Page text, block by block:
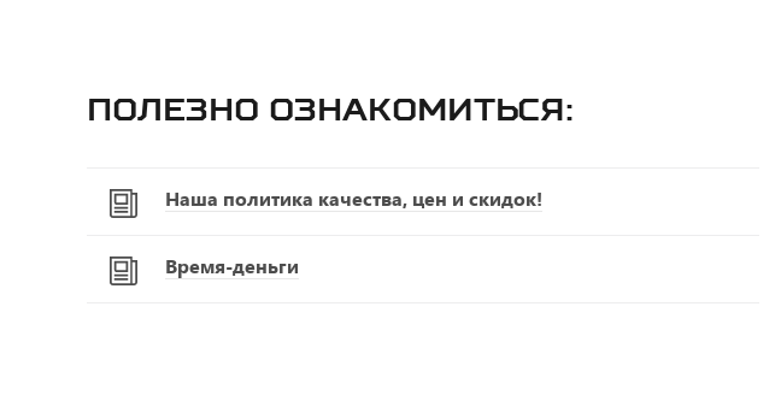
Полезно ознакомиться:
Наша политика качества, цен и скидок!
Время-деньги